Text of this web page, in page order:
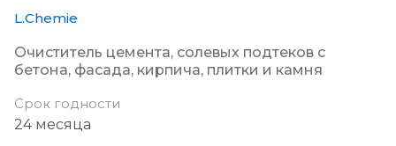
L.Chemie
Очиститель цемента, солевых подтеков с
бетона, фасада, кирпича, плитки и камня
Срок годности
24 месяца